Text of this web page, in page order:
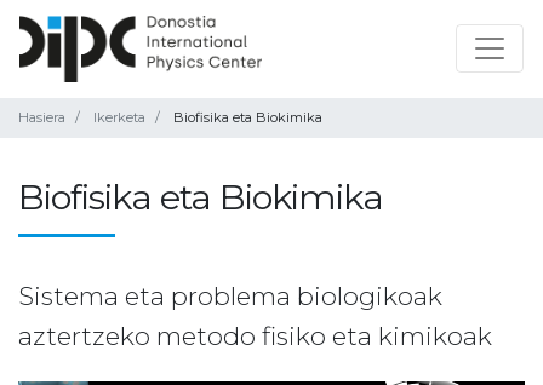
Hasiera Ikerketa Biofisika eta Biokimika
Biofisika eta Biokimika
Sistema eta problema biologikoak
aztertzeko metodo fisiko eta kimikoak